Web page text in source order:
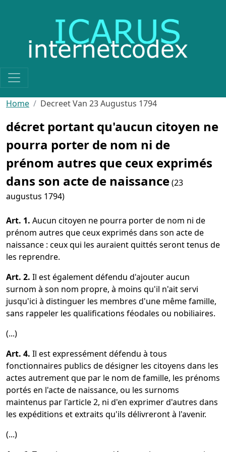
Home Decreet Van 23 Augustus 1794
décret portant qu'aucun citoyen ne
pourra porter de nom ni de
prénom autres que ceux exprimés
dans son acte de naissance(23
augustus 1794)
Art. 1. Aucun citoyen ne pourra porter de nom ni de
prénom autres que ceux exprimés dans son acte de
naissance : ceux qui les auraient quittés seront tenus de
les reprendre.
Art. 2. Il est également défendu d'ajouter aucun
surnom à son nom propre, à moins qu'il n'ait servi
jusqu'ici à distinguer les membres d'une même famille,
sans rappeler les qualifications féodales ou nobiliaires.
(...)
Art. 4. Il est expressément défendu à tous
fonctionnaires publics de désigner les citoyens dans les
actes autrement que par le nom de famille, les prénoms
portés en l'acte de naissance, ou les surnoms
maintenus par l'article 2, ni d'en exprimer d'autres dans
les expéditions et extraits qu'ils délivreront à l'avenir.
(...)